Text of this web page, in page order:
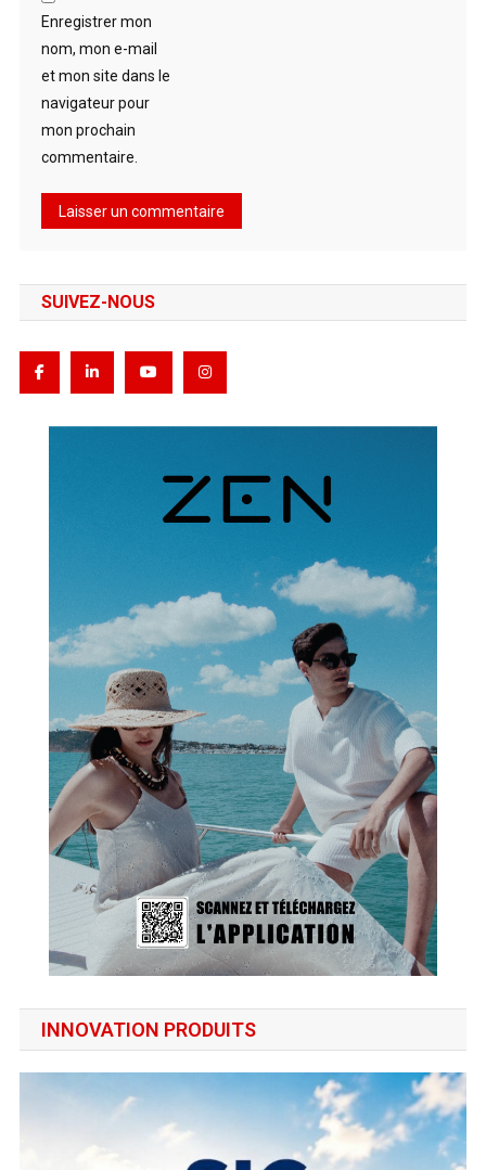
Enregistrer mon
nom, mon e-mail
et mon site dans le
navigateur pour
mon prochain
commentaire.
SUIVEZ-NOUS
INNOVATION PRODUITS